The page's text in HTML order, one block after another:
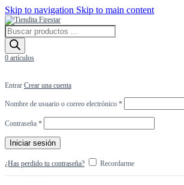
Skip to navigation Skip to main content
Búsqueda
de
productos
0 artículos
Entrar Crear una cuenta
Nombre de usuario o correo electrónico *Obligatorio
Contraseña *Obligatorio
Iniciar sesión
¿Has perdido tu contraseña? Recordarme